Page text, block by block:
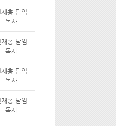
재홍 담임
목사
재홍 담임
목사
재홍 담임
목사
재홍 담임
목사